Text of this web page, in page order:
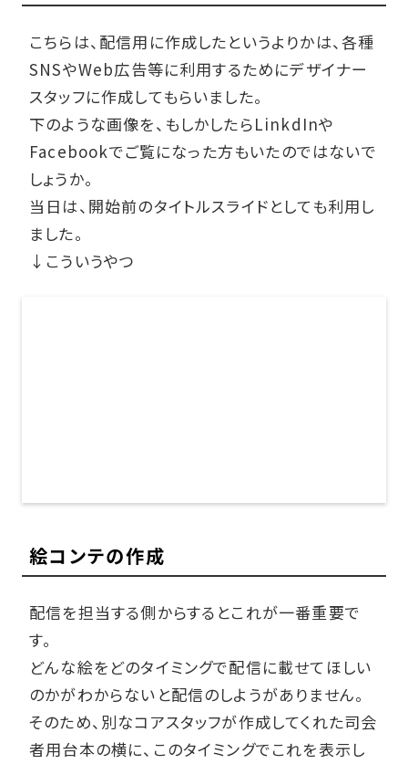
こちらは、配信用に作成したというよりかは、各種
SNSやWeb広告等に利用するためにデザイナー
スタッフに作成してもらいました。
下のような画像を、もしかしたらLinkdInや
Facebookでご覧になった方もいたのではないで
しょうか。
当日は、開始前のタイトルスライドとしても利用し
ました。
↓こういうやつ
絵コンテの作成
配信を担当する側からするとこれが一番重要で
す。
どんな絵をどのタイミングで配信に載せてほしい
のかがわからないと配信のしようがありません。
そのため、別なコアスタッフが作成してくれた司会
者用台本の横に、このタイミングでこれを表示し